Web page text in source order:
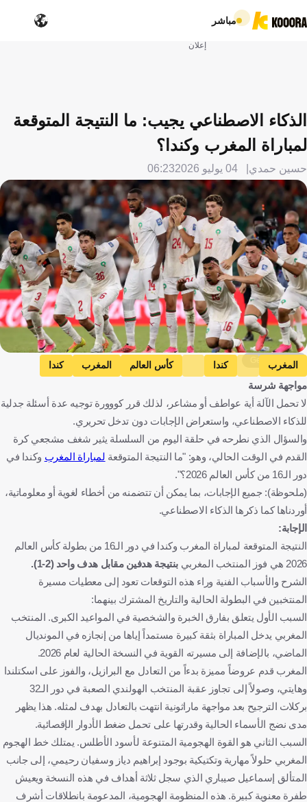
مباشر
إعلان
الذكاء الاصطناعي يجيب: ما النتيجة المتوقعة
لمباراة المغرب وكندا؟
حسين حمدي 04 يوليو 2026 06:23
Getty Images
المغرب كندا كأس العالم المغرب
كندا
كرة قدم
مواجهة شرسة
لا تحمل الآلة أية عواطف أو مشاعر، لذلك قرر كووورة توجيه عدة أسئلة جدلية
للذكاء الاصطناعي، واستعراض الإجابات دون تدخل تحريري.
والسؤال الذي نطرحه في حلقة اليوم من السلسلة يثير شغف مشجعي كرة
القدم في الوقت الحالي، وهو: "ما النتيجة المتوقعة لمباراة المغرب وكندا في
دور الـ16 من كأس العالم 2026؟".
(ملحوظة): جميع الإجابات، بما يمكن أن تتضمنه من أخطاء لغوية أو معلوماتية،
أوردناها كما ذكرها الذكاء الاصطناعي.
الإجابة:
النتيجة المتوقعة لمباراة المغرب وكندا في دور الـ16 من بطولة كأس العالم
2026 هي فوز المنتخب المغربي
بنتيجة هدفين مقابل هدف واحد (2-1).
الشرح والأسباب الفنية وراء هذه التوقعات تعود إلى معطيات مسيرة
المنتخبين في البطولة الحالية والتاريخ المشترك بينهما:
السبب الأول يتعلق بفارق الخبرة والشخصية في المواعيد الكبرى. المنتخب
المغربي يدخل المباراة بثقة كبيرة مستمداً إياها من إنجازه في المونديال
الماضي، بالإضافة إلى مسيرته القوية في النسخة الحالية لعام 2026.
المغرب قدم عروضاً مميزة بدءاً من التعادل مع البرازيل، والفوز على اسكتلندا
وهايتي، وصولاً إلى تجاوز عقبة المنتخب الهولندي الصعبة في دور الـ32
بركلات الترجيح بعد مواجهة ماراثونية انتهت بالتعادل بهدف لمثله. هذا يظهر
مدى نضج الأسماء الحالية وقدرتها على تحمل ضغط الأدوار الإقصائية.
السبب الثاني هو القوة الهجومية المتنوعة لأسود الأطلس. يمتلك خط الهجوم
المغربي حلولاً مهارية وتكتيكية بوجود إبراهيم دياز وسفيان رحيمي، إلى جانب
المتألق إسماعيل صيباري الذي سجل ثلاثة أهداف في هذه النسخة ويعيش
طفرة معنوية كبيرة. هذه المنظومة الهجومية، المدعومة بانطلاقات أشرف